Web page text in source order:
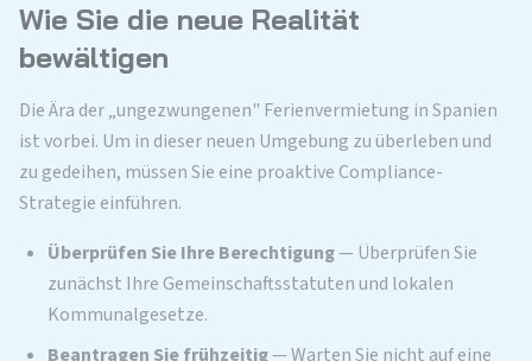
Wie Sie die neue Realität
bewältigen
Die Ära der „ungezwungenen" Ferienvermietung in Spanien
ist vorbei. Um in dieser neuen Umgebung zu überleben und
zu gedeihen, müssen Sie eine proaktive Compliance-
Strategie einführen.
Überprüfen Sie Ihre Berechtigung— Überprüfen Sie
zunächst Ihre Gemeinschaftsstatuten und lokalen
Kommunalgesetze.
Beantragen Sie frühzeitig— Warten Sie nicht auf eine